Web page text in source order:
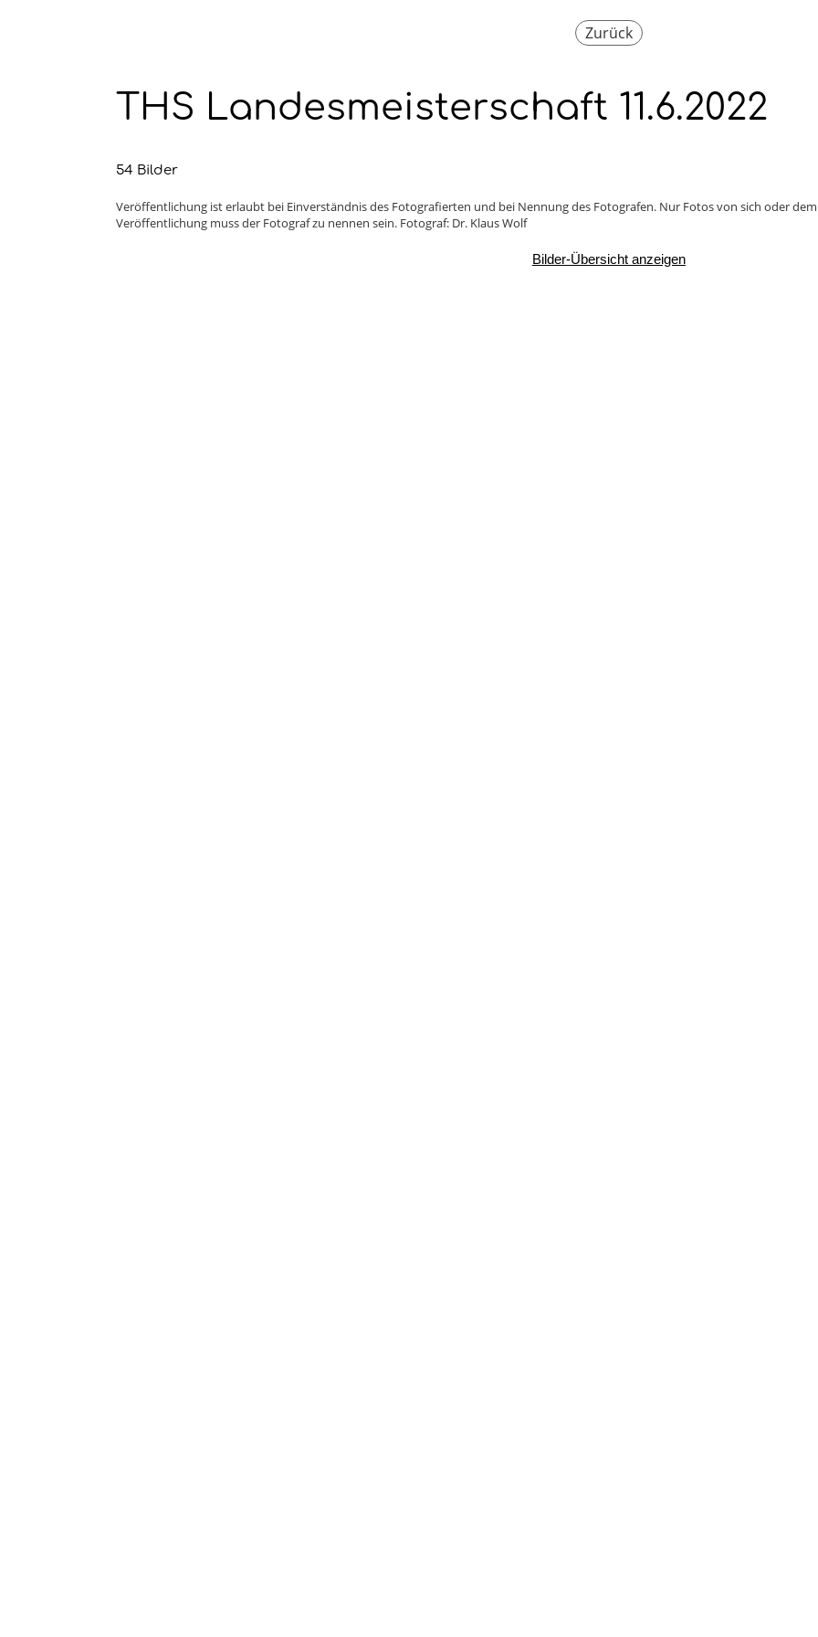
Zurück
THS Landesmeisterschaft 11.6.2022
54 Bilder
Veröffentlichung ist erlaubt bei Einverständnis des Fotografierten und bei Nennung des Fotografen. Nur Fotos von sich oder
Veröffentlichung muss der Fotograf zu nennen sein. Fotograf: Dr. Klaus Wolf
Bilder-Übersicht anzeigen